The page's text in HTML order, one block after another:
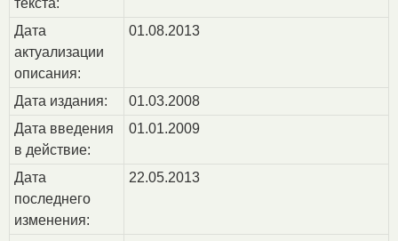
текста:
Дата
актуализации
описания:
01.08.2013
Дата издания:
01.03.2008
Дата введения
в действие:
01.01.2009
Дата
последнего
изменения:
22.05.2013